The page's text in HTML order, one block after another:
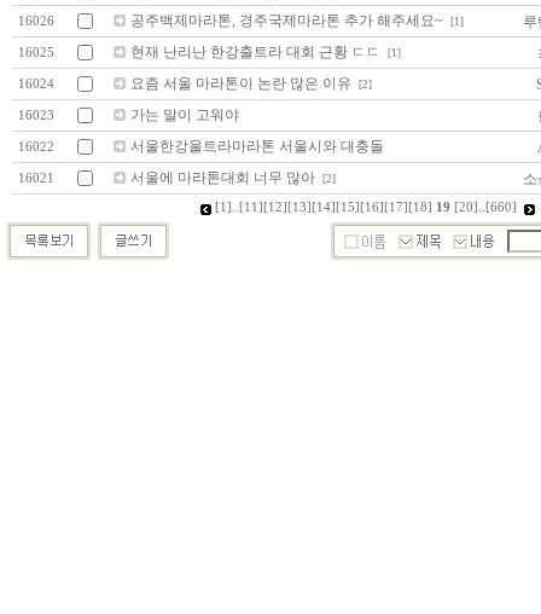
16026 공주백제마라톤, 경주국제마라톤 추가 해주세요~ [1] 루
16025 현재 난리난 한강출트라 대회 근황 ㄷㄷ [1]
16024 요즘 서울 마라톤이 논란 많은 이유 [2]
16023 가는 말이 고워야
16022 서울한강울트라마라톤 서울시와 대충돌
16021 서울에 마라톤대회 너무 많아 [2] 소
[1] [11] [12] [13] [14] [15] [16] [17] [18] 19 [20] [660]